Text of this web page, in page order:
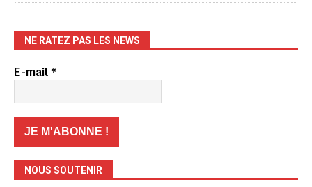
NE RATEZ PAS LES NEWS
E-mail*
NOUS SOUTENIR